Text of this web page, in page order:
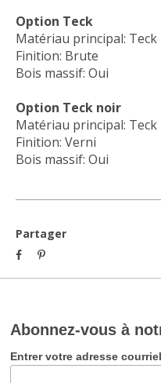
Option Teck
Matériau principal: Teck
Finition: Brute
Bois massif: Oui
Option Teck noir
Matériau principal: Teck
Finition: Verni
Bois massif: Oui
Partager
Abonnez-vous à
Entrer votre adresse courriel